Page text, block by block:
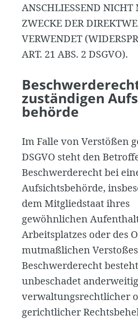
ANSCHLIESSEND NICHT
ZWECKE DER
VERWENDET
ART. 21 ABS. 2 DSGVO).
zuständigen
behörde
Im Falle von Verstößen
DSGVO steht den
Beschwerderecht bei
Aufsichtsbehörde,
dem Mitgliedstaat ihres
gewöhnlichen
Arbeitsplatzes oder des
mutmaßlichen
Beschwerderecht besteht
unbeschadet
verwaltungsrechtlicher
gerichtlicher